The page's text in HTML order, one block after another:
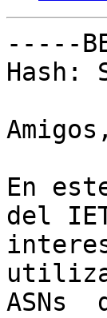
-----
Hash:
Amigos,
En
del
ASNs